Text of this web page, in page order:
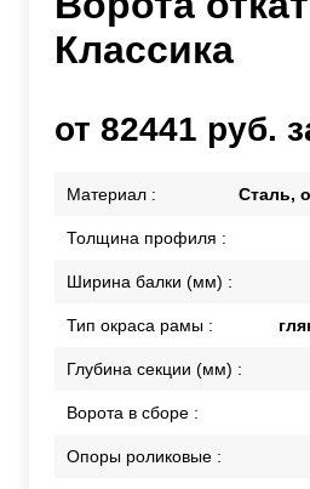
Классика
от 82441 руб.
Материал : Сталь,
Толщина профиля :
Ширина балки (мм) :
Тип окраса рамы :
Глубина секции (мм) :
Ворота в сборе :
Опоры роликовые :